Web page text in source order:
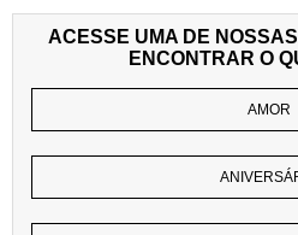
ACESSE UMA DE
ENCONTRAR O
AMOR